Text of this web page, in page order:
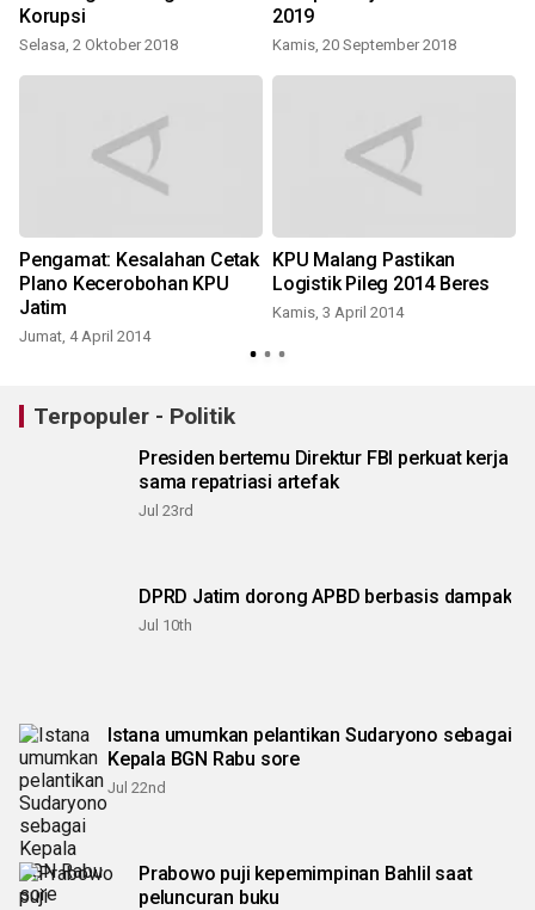
Korupsi
Selasa, 2 Oktober 2018
2019
Kamis, 20 September 2018
Pengamat: Kesalahan Cetak
Plano Kecerobohan KPU
Jatim
Jumat, 4 April 2014
KPU Malang Pastikan
Logistik Pileg 2014 Beres
Kamis, 3 April 2014
Terpopuler - Politik
Presiden bertemu Direktur FBI perkuat kerja
sama repatriasi artefak
Jul 23rd
DPRD Jatim dorong APBD berbasis dampak
Jul 10th
Istana umumkan pelantikan Sudaryono sebagai
Kepala BGN Rabu sore
Jul 22nd
Prabowo puji kepemimpinan Bahlil saat
peluncuran buku